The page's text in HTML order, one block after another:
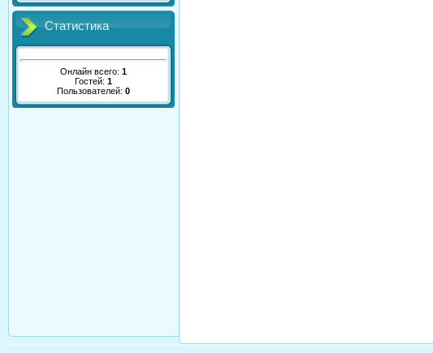
Статистика
Онлайн всего: 1
Гостей: 1
Пользователей: 0